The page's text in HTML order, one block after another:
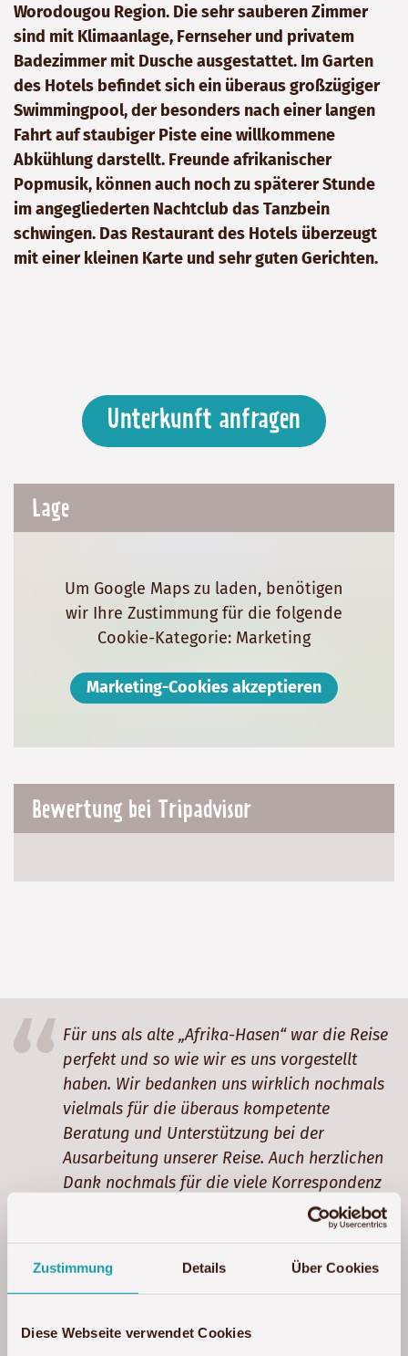
Zustimmung Details Über Cookies
Diese Webseite verwendet Cookies
Worodougou Region. Die sehr sauberen Zimmer
sind mit Klimaanlage, Fernseher und privatem
Badezimmer mit Dusche ausgestattet. Im Garten
des Hotels befindet sich ein überaus großzügiger
Swimmingpool, der besonders nach einer langen
Fahrt auf staubiger Piste eine willkommene
Abkühlung darstellt. Freunde afrikanischer
Popmusik, können auch noch zu späterer Stunde
im angegliederten Nachtclub das Tanzbein
schwingen. Das Restaurant des Hotels überzeugt
mit einer kleinen Karte und sehr guten Gerichten.
Unterkunft anfragen
Lage
Um Google Maps zu laden, benötigen
wir Ihre Zustimmung für die folgende
Cookie-Kategorie: Marketing
Marketing-Cookies akzeptieren
Bewertung bei Tripadvisor
Für uns als alte „Afrika-Hasen“ war die Reise
perfekt und so wie wir es uns vorgestellt
haben. Wir bedanken uns wirklich nochmals
vielmals für die überaus kompetente
Beratung und Unterstützung bei der
Ausarbeitung unserer Reise. Auch herzlichen
Dank nochmals für die viele Korrespondenz
und Geduld mit Änderungen, Fragen etc.
unsererseits. Bitte macht weiter so und
unsere nächste Afrikareise planen wir wieder
gemeinsam mit AKWABA-Afrika! Es hat von
zuständigen Agenturen alles bestens